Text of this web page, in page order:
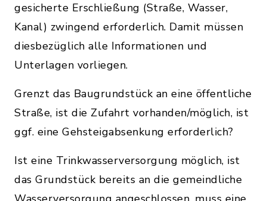
gesicherte Erschließung (Straße, Wasser,
Kanal) zwingend erforderlich. Damit müssen
diesbezüglich alle Informationen und
Unterlagen vorliegen.
Grenzt das Baugrundstück an eine öffentliche
Straße, ist die Zufahrt vorhanden/möglich, ist
ggf. eine Gehsteigabsenkung erforderlich?
Ist eine Trinkwasserversorgung möglich, ist
das Grundstück bereits an die gemeindliche